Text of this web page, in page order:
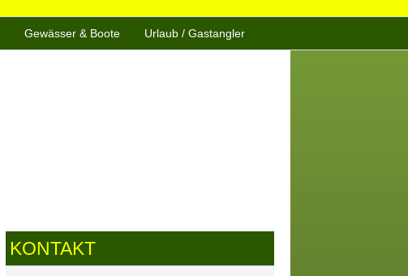
Gewässer & Boote Urlaub / Gastangler
KONTAKT